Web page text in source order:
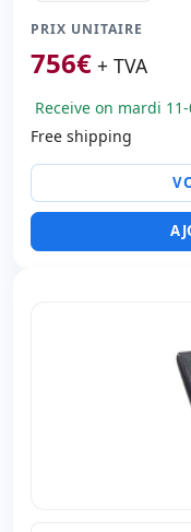
PRIX UNITAIRE
756€ + TVA
Receive on mardi
Free shipping